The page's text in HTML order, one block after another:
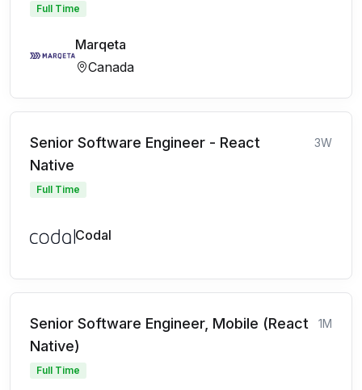
Full Time
Marqeta
Canada
Senior Software Engineer - React
Native
3W
Full Time
Codal
Senior Software Engineer, Mobile (React
Native)
1M
Full Time